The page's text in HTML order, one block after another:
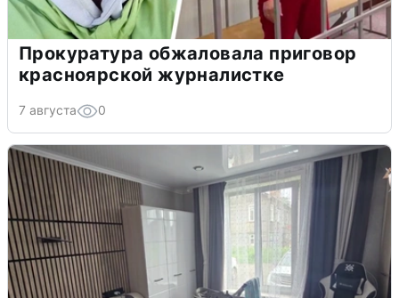
Прокуратура обжаловала приговор
красноярской журналистке
7 августа 0